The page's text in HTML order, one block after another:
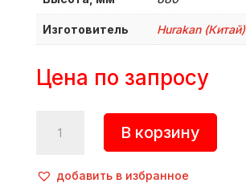
Изготовитель Hurakan (Китай)
Цена по запросу
товара
планетарный,
В корзину
добавить в избранное